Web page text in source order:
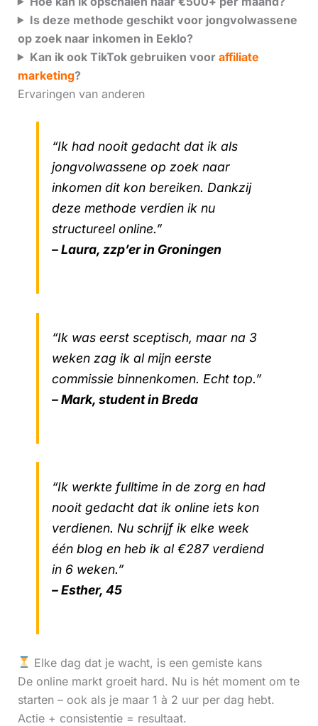
Is deze methode geschikt voor jongvolwassene
op zoek naar inkomen in Eeklo?
Kan ik ook TikTok gebruiken voor affiliate
marketing?
Ervaringen van anderen
“Ik had nooit gedacht dat ik als
jongvolwassene op zoek naar
inkomen dit kon bereiken. Dankzij
deze methode verdien ik nu
structureel online.”
– Laura, zzp’er in Groningen
“Ik was eerst sceptisch, maar na 3
weken zag ik al mijn eerste
commissie binnenkomen. Echt top.”
– Mark, student in Breda
“Ik werkte fulltime in de zorg en had
nooit gedacht dat ik online iets kon
verdienen. Nu schrijf ik elke week
één blog en heb ik al €287 verdiend
in 6 weken.”
– Esther, 45
Elke dag dat je wacht, is een gemiste kans
De online markt groeit hard. Nu is hét moment om te
starten – ook als je maar 1 à 2 uur per dag hebt.
Actie + consistentie = resultaat.